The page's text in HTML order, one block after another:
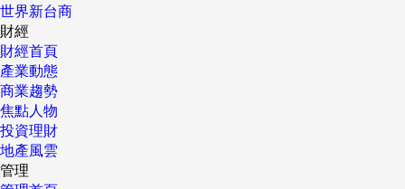
世界新台商
財經
財經首頁
產業動態
商業趨勢
焦點人物
投資理財
地產風雲
管理